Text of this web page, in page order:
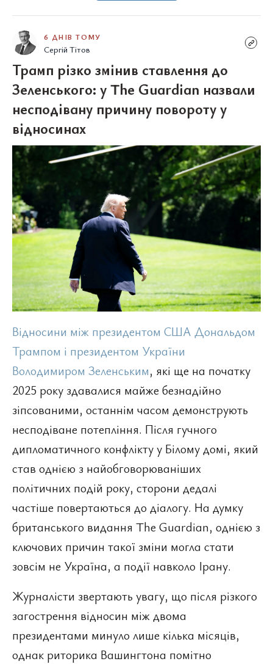
6 ДНІВ ТОМУ
Сергій Тітов
Трамп різко змінив ставлення до
Зеленського: у The Guardian назвали
несподівану причину повороту у
відносинах
Відносини між президентом США Дональдом
Трампом і президентом України
Володимиром Зеленським, які ще на початку
2025 року здавалися майже безнадійно
зіпсованими, останнім часом демонструють
несподіване потепління. Після гучного
дипломатичного конфлікту у Білому домі, який
став однією з найобговорюваніших
політичних подій року, сторони дедалі
частіше повертаються до діалогу. На думку
британського видання The Guardian, однією з
ключових причин такої зміни могла стати
зовсім не Україна, а події навколо Ірану.
Журналісти звертають увагу, що після різкого
загострення відносин між двома
президентами минуло лише кілька місяців,
однак риторика Вашингтона помітно